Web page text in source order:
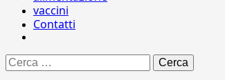
vaccini
Contatti
Ricerca
per: